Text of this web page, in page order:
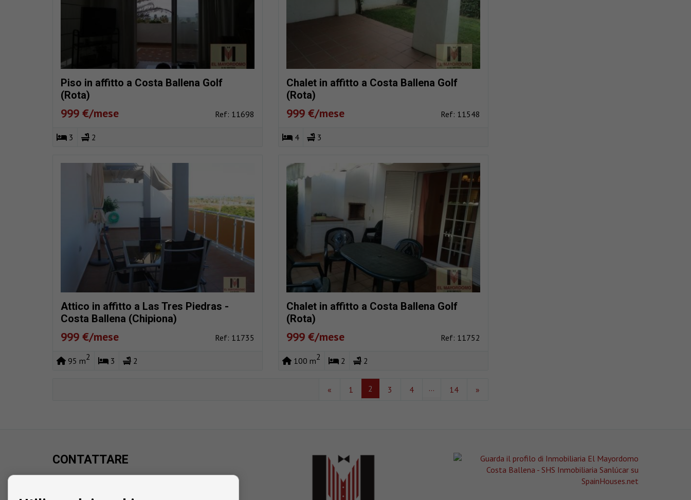
Piso in affitto a Costa Ballena Golf
(Rota)
999 €/mese Ref: 11698
3 2
Chalet in affitto a Costa Ballena Golf
(Rota)
999 €/mese Ref: 11548
4 3
Attico in affitto a Las Tres Piedras -
Costa Ballena (Chipiona)
999 €/mese Ref: 11735
95 m2 3 2
Chalet in affitto a Costa Ballena Golf
(Rota)
999 €/mese Ref: 11752
100 m2 2 2
« 1 2 3 4 ... 14 »
CONTATTARE